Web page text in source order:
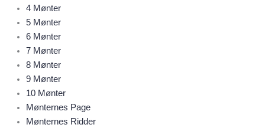
4 Mønter
5 Mønter
6 Mønter
7 Mønter
8 Mønter
9 Mønter
10 Mønter
Mønternes Page
Mønternes Ridder